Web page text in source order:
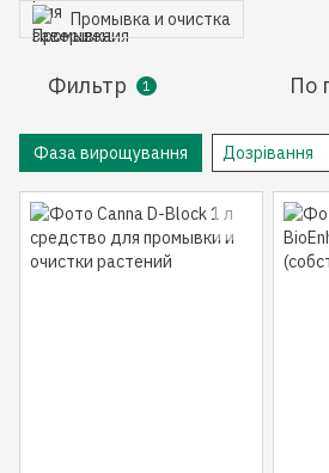
Промывка и очистка
Фильтр 1 По
Фаза вирощування Дозрівання